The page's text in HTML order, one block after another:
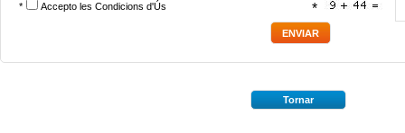
* Accepto les Condicions d'Ús *
Tornar